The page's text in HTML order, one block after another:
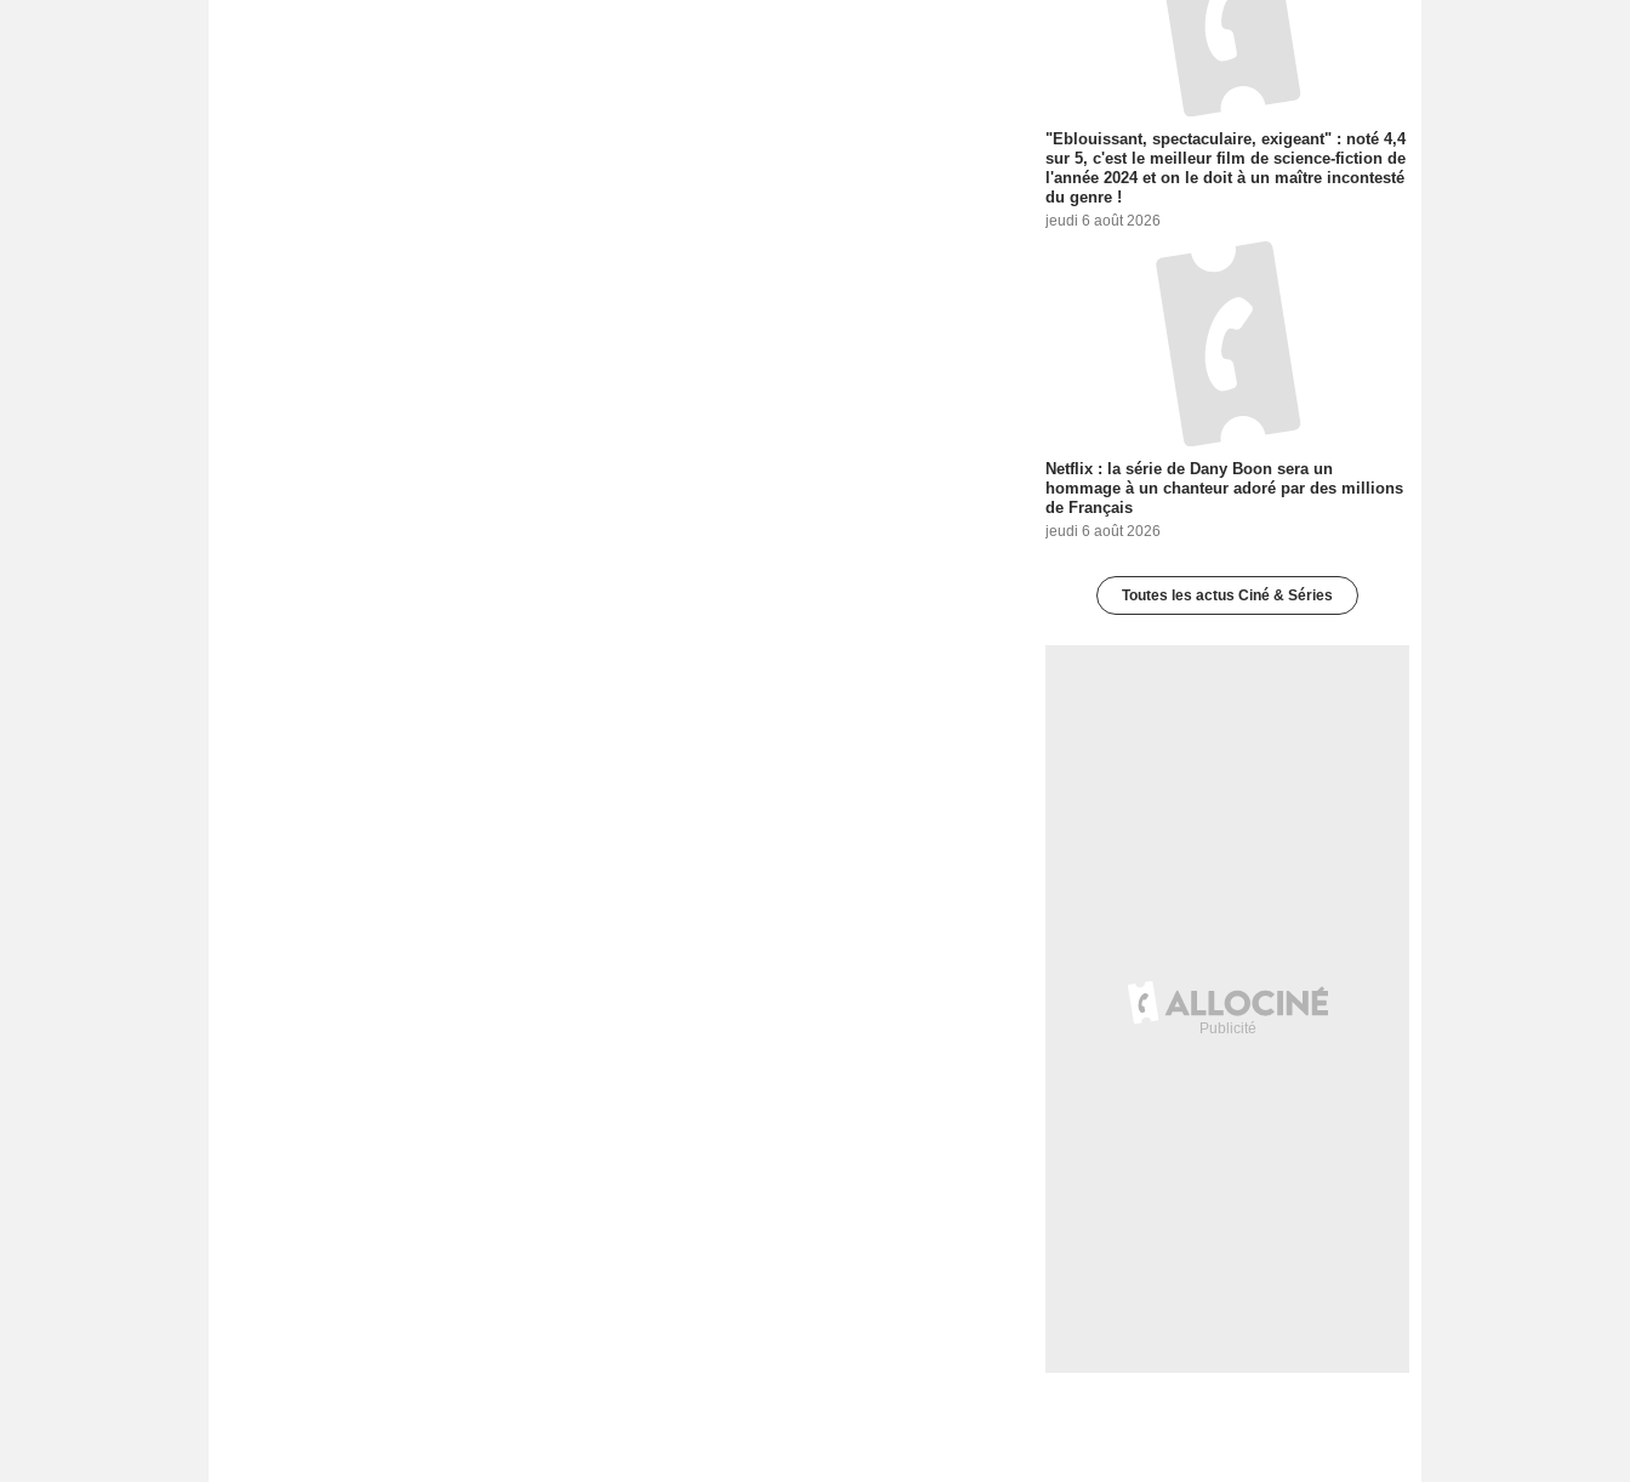
"Eblouissant, spectaculaire, exigeant" : noté 4,4
sur 5, c'est le meilleur film de science-fiction de
l'année 2024 et on le doit à un maître incontesté
du genre !
jeudi 6 août 2026
Netflix : la série de Dany Boon sera un
hommage à un chanteur adoré par des millions
de Français
jeudi 6 août 2026
Toutes les actus Ciné & Séries